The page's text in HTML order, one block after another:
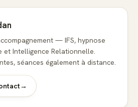
— IFS, hypnose
et Intelligence Relationnelle.
séances également à distance.
→